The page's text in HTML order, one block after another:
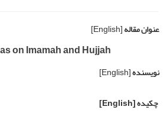
عنوان مقاله[English]
on Imamah and Hujjah
نویسنده[English]
چکیده[English]